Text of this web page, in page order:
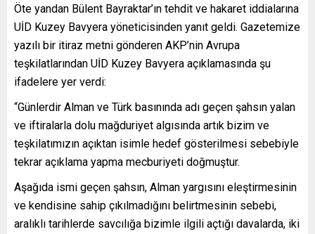
Öte yandan Bülent Bayraktar’ın tehdit ve hakaret iddialarına
UİD Kuzey Bavyera yöneticisinden yanıt geldi. Gazetemize
yazılı bir itiraz metni gönderen AKP’nin Avrupa
teşkilatlarından UİD Kuzey Bavyera açıklamasında şu
ifadelere yer verdi:
“Günlerdir Alman ve Türk basınında adı geçen şahsın yalan
ve iftiralarla dolu mağduriyet algısında artık bizim ve
teşkilatımızın açıktan isimle hedef gösterilmesi sebebiyle
tekrar açıklama yapma mecburiyeti doğmuştur.
Aşağıda ismi geçen şahsın, Alman yargısını eleştirmesinin
ve kendisine sahip çıkılmadığını belirtmesinin sebebi,
aralıklı tarihlerde savcılığa bizimle ilgili açtığı davalarda, iki